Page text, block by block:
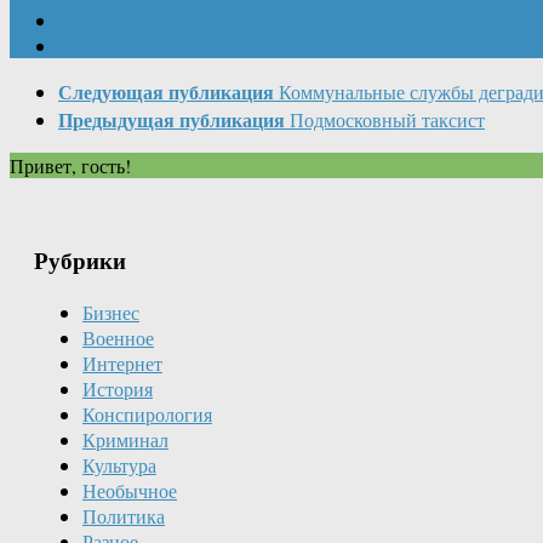
Следующая публикация Коммунальные службы
Предыдущая публикация Подмосковный таксист
Привет, гость!
Рубрики
Бизнес
Военное
Интернет
История
Конспирология
Криминал
Культура
Необычное
Политика